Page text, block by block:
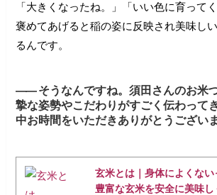
「大きくなったね。」「いい色に育って
褒めてあげると稲の姿に反映され美味し
るんです。
―― そうなんですね。須田さんのお米
摯な姿勢やこだわりがすごく伝わって
中お時間をいただきありがとうござい
玄米とは｜身体によくな
豊富な玄米を安全に美味し